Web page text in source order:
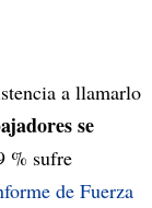
a llamarlo
se
% sufre
de Fuerza